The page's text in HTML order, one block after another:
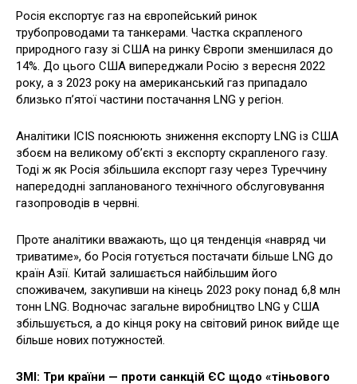
Росія експортує газ на європейський ринок
трубопроводами та танкерами. Частка скрапленого
природного газу зі США на ринку Європи зменшилася до
14%. До цього США випереджали Росію з вересня 2022
року, а з 2023 року на американський газ припадало
близько п’ятої частини постачання LNG у регіон.
Аналітики ICIS пояснюють зниження експорту LNG із США
збоєм на великому об’єкті з експорту скрапленого газу.
Тоді ж як Росія збільшила експорт газу через Туреччину
напередодні запланованого технічного обслуговування
газопроводів в червні.
Проте аналітики вважають, що ця тенденція «навряд чи
триватиме», бо Росія готується постачати більше LNG до
країн Азії. Китай залишається найбільшим його
споживачем, закупивши на кінець 2023 року понад 6,8 млн
тонн LNG. Водночас загальне виробництво LNG у США
збільшується, а до кінця року на світовий ринок вийде ще
більше нових потужностей.
ЗМІ: Три країни — проти санкцій ЄС щодо «тіньового